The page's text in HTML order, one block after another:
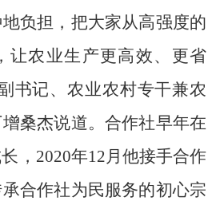
负担，把大家从高强度的
让农业生产更高效、更省
书记、农业农村专干兼农
桑杰说道。合作社早年在
，2020年12月他接手合作
合作社为民服务的初心宗